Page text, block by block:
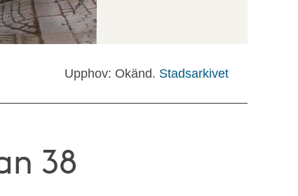
Upphov: Okänd. Stadsarkivet
38